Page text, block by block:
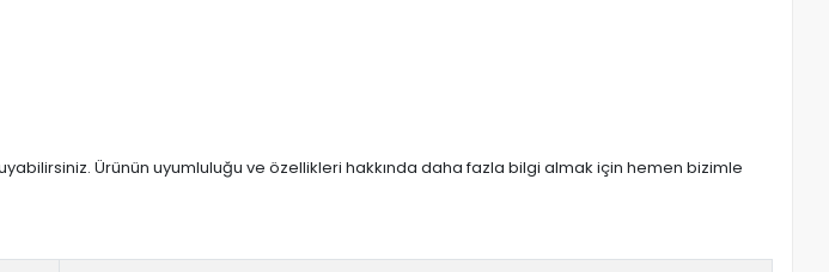
Ürünün uyumluluğu ve özellikleri hakkında daha fazla bilgi almak için hemen bizimle